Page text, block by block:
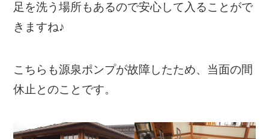
足を洗う場所もあるので安心して入ることがで
きますね♪
こちらも源泉ポンプが故障したため、当面の間
休止とのことです。